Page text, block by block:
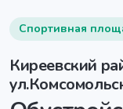
Спортивная
Киреевский